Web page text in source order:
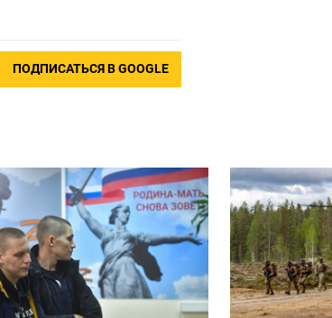
ПОДПИСАТЬСЯ В GOOGLE